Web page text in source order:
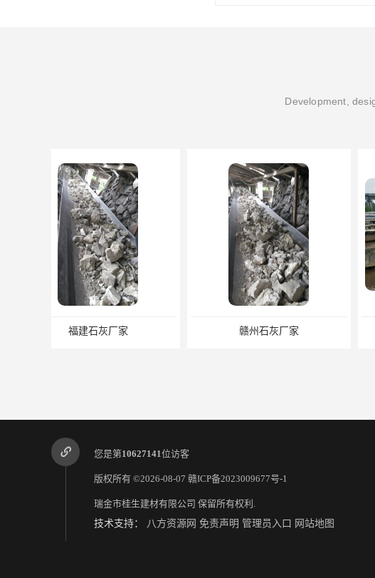
Development,
赣州石灰厂家 赣州建筑石灰
福建氧化钙厂家 龙岩石灰厂家
您是第10627141位访客
版权所有 ©2026-08-07 赣ICP备2023009677号-1
瑞金市桂生建材有限公司 保留所有权利.
技术支持： 八方资源网 免责声明 管理员入口 网站地图